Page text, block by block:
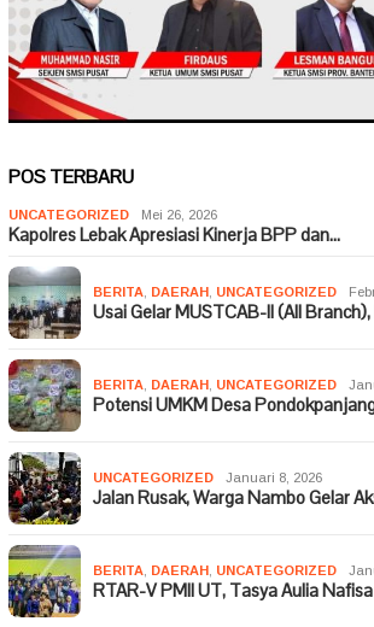
POS TERBARU
UNCATEGORIZED Mei 26, 2026
Kapolres Lebak Apresiasi Kinerja BPP dan…
BERITA DAERAH UNCATEGORIZED
Usai Gelar MUSTCAB-II (All
BERITA DAERAH UNCATEGORIZED
Potensi UMKM Desa
UNCATEGORIZED Januari 8, 2026
Jalan Rusak, Warga Nambo Gelar
BERITA DAERAH UNCATEGORIZED
RTAR-V PMII UT, Tasya Aulia